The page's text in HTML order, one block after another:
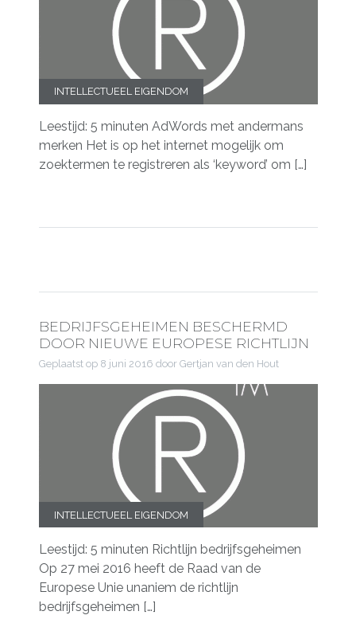
INTELLECTUEEL EIGENDOM
Leestijd: 5 minuten AdWords met andermans
merken Het is op het internet mogelijk om
zoektermen te registreren als ‘keyword’ om […]
BEDRIJFSGEHEIMEN BESCHERMD
DOOR NIEUWE EUROPESE RICHTLIJN
Geplaatst op 8 juni 2016 door Gertjan van den Hout
INTELLECTUEEL EIGENDOM
Leestijd: 5 minuten Richtlijn bedrijfsgeheimen
Op 27 mei 2016 heeft de Raad van de
Europese Unie unaniem de richtlijn
bedrijfsgeheimen […]